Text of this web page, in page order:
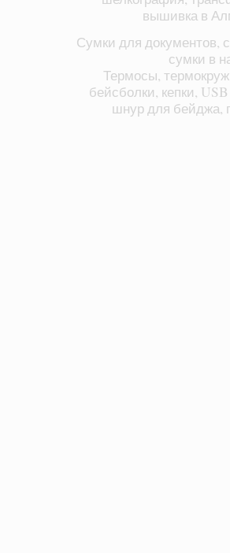
вышивка в
Сумки для документов,
сумки в
Термосы,
бейсболки, кепки,
шнур для бейджа,